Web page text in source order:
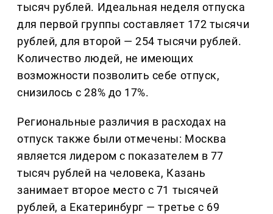
тысяч рублей. Идеальная неделя отпуска
для первой группы составляет 172 тысячи
рублей, для второй — 254 тысячи рублей.
Количество людей, не имеющих
возможности позволить себе отпуск,
снизилось с 28% до 17%.
Региональные различия в расходах на
отпуск также были отмечены: Москва
является лидером с показателем в 77
тысяч рублей на человека, Казань
занимает второе место с 71 тысячей
рублей, а Екатеринбург — третье с 69